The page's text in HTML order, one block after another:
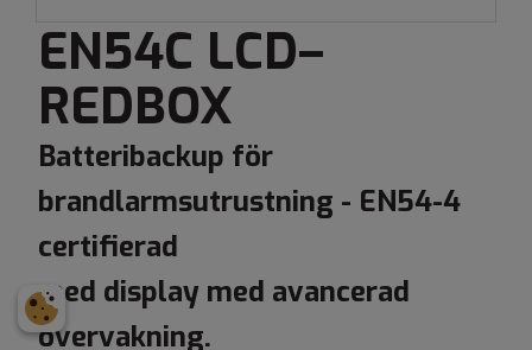
EN54C LCD–
REDBOX
Batteribackup för
brandlarmsutrustning - EN54-4
certifierad
med display med avancerad
övervakning.